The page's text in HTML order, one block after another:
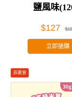
鹽風味
$127
立即搶購
非素食